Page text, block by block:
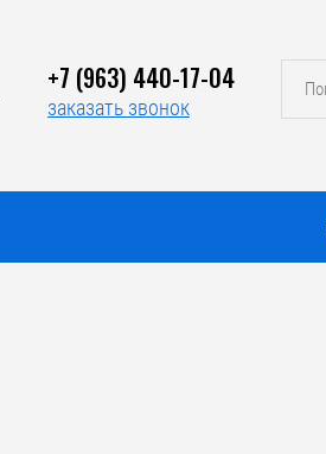
+7 (963) 440-17-04
заказать звонок